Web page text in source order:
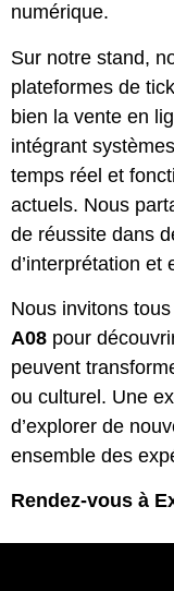
numérique.
Sur notre stand,
plateformes de
bien la vente en
intégrant
temps réel et
actuels. Nous
de réussite dans
d’interprétation et
Nous invitons
A08 pour
peuvent
ou culturel. Une
d’explorer de
ensemble des
Rendez-vous à